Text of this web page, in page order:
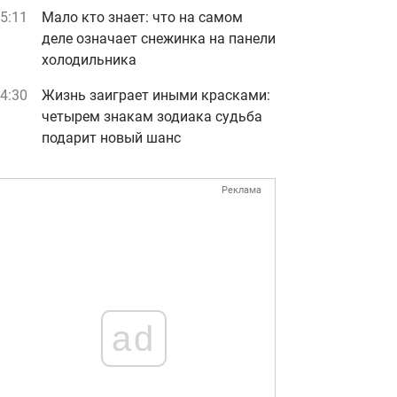
Мало кто знает: что на самом
деле означает снежинка на панели
холодильника
Жизнь заиграет иными красками:
четырем знакам зодиака судьба
подарит новый шанс
Реклама
ad